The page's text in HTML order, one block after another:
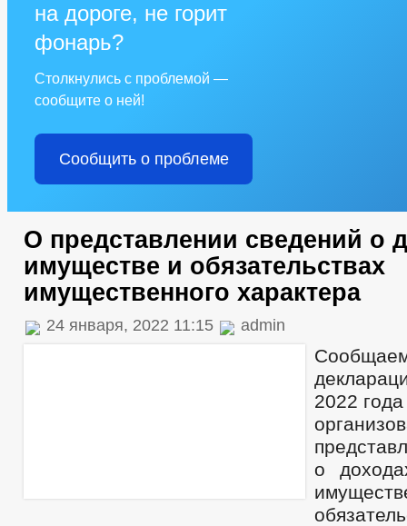
на дороге, не горит
фонарь?
Столкнулись с проблемой —
сообщите о ней!
Сообщить о проблеме
О представлении сведений о
имуществе и обязательствах
имущественного характера
24 января, 2022 11:15 admin
2022
о